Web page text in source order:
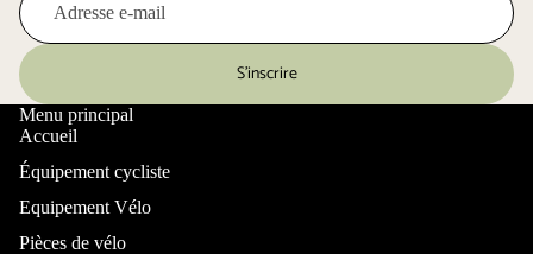
S’inscrire
Menu principal
Accueil
Équipement cycliste
Equipement Vélo
Pièces de vélo